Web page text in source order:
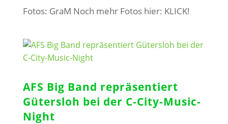
Fotos: GraM Noch mehr Fotos hier: KLICK!
AFS Big Band repräsentiert
Gütersloh bei der C-City-Music-
Night